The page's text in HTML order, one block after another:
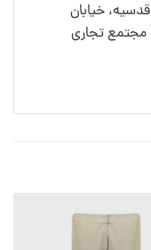
خیابان
تجاری